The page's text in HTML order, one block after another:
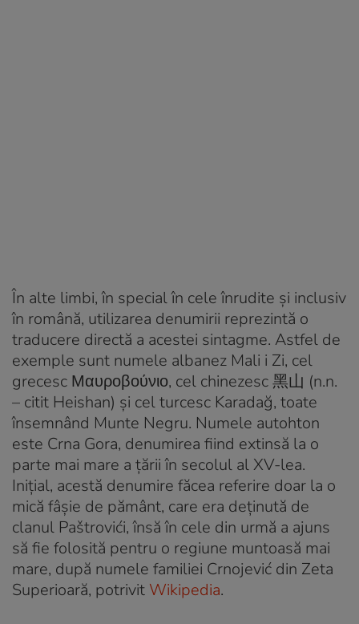
În alte limbi, în special în cele înrudite și inclusiv
în română, utilizarea denumirii reprezintă o
traducere directă a acestei sintagme. Astfel de
exemple sunt numele albanez Mali i Zi, cel
grecesc Μαυροβούνιο, cel chinezesc 黑山 (n.n.
– citit Heishan) și cel turcesc Karadağ, toate
însemnând Munte Negru. Numele autohton
este Crna Gora, denumirea fiind extinsă la o
parte mai mare a țării în secolul al XV-lea.
Inițial, acestă denumire făcea referire doar la o
mică fâșie de pământ, care era deținută de
clanul Paštrovići, însă în cele din urmă a ajuns
să fie folosită pentru o regiune muntoasă mai
mare, după numele familiei Crnojević din Zeta
Superioară, potrivit Wikipedia.